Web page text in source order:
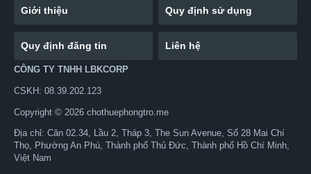
Giới thiệu Quy định sử dụng
Quy định đăng tin Liên hệ
CÔNG TY TNHH LBKCORP
CSKH: 08.39.202.123
Copyright © 2026 chothuephongtro.me
Địa chỉ: Căn 02.34, Lầu 2, Tháp 3, The Sun Avenue, Số 28 Mai Chí
Thọ, Phường An Phú, Thành phố Thủ Đức, Thành phố Hồ Chí Minh,
Việt Nam